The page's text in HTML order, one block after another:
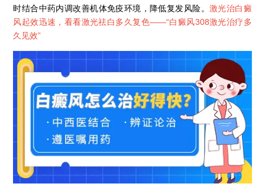
时结合中药内调改善机体免疫环境，降低复发风险。 激光治白癜
风起效迅速，看看激光祛白多久复色——“白癜风308激光治疗多
久见效”